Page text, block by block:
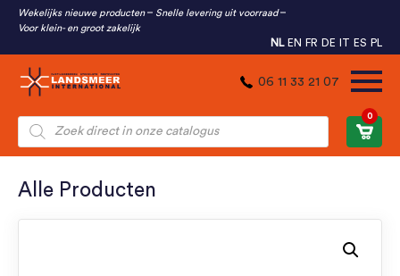
Wekelijks nieuwe producten
Snelle levering uit voorraad
Voor klein- en groot zakelijk
NL EN FR DE IT ES PL
06 11 33 21 07
Producten
zoeken
0
Alle Producten